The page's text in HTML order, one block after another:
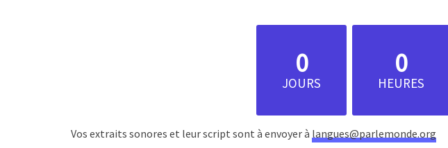
0
JOURS
0
HEURES
Vos extraits sonores et leur script sont à envoyer à langues@parlemonde.org